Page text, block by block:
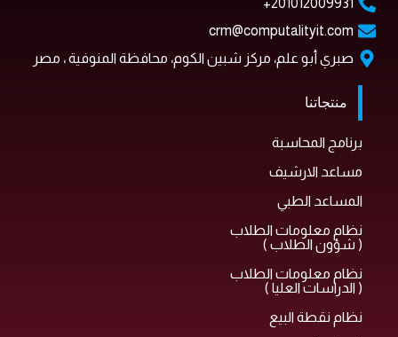
201012009931+
crm@computalityit.com
صبري أبو علم، مركز شبين الكوم، محافظة المنوفية ، مصر
منتجاتنا
برنامج المحاسبة
مساعد الارشيف
المساعد الطبي
نظام معلومات الطلاب
( شؤون الطلاب )
نظام معلومات الطلاب
( الدراسات العليا )
نظام نقطة البيع